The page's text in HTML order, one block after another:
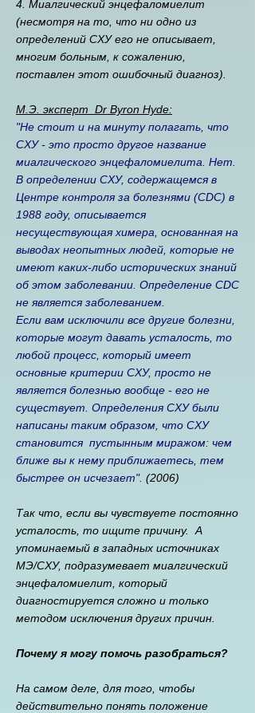
4. Миалгический энцефаломиелит
(несмотря на то, что ни одно из
определений CХУ его не описывает,
многим больным, к сожалению,
поставлен этот ошибочный диагноз).
M.Э. эксперт Dr Byron Hyde:
"Не стоит и на минуту полагать, что
CХУ - это просто другое название
миалгического энцефаломиелита. Нет.
В определении CХУ, содержащемся в
Центре контроля за болезнями (CDC) в
1988 году, описывается
несуществующая химера, основанная на
выводах неопытных людей, которые не
имеют каких-либо исторических знаний
об этом заболевании. Определение CDC
не является заболеванием.
Если вам исключили все другие болезни,
которые могут давать усталость, то
любой процесс, который имеет
основные критерии СХУ, просто не
является болезнью вообще - его не
существует. Определения СХУ были
написаны таким образом, что СХУ
становится пустынным миражом: чем
ближе вы к нему приближаетесь, тем
быстрее он исчезает". (2006)
Так что, если вы чувствуете постоянно
усталость, то ищите причину. А
упоминаемый в западных источниках
МЭ/СХУ, подразумевает миалгический
энцефаломиелит, который
диагностируется сложно и только
методом исключения других причин.
Почему я могу помочь разобраться?
На самом деле, для того, чтобы
действительно понять положение